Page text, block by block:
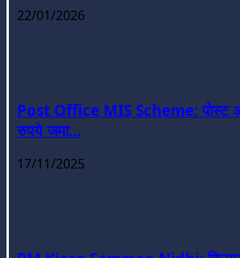
22/01/2026
Post Office MIS Scheme: पोस्ट
रुपये जमा...
17/11/2025